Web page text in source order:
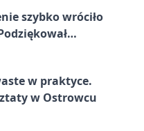
szybko wróciło
w praktyce.
w Ostrowcu